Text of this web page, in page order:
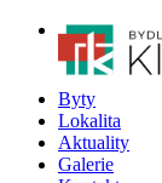
Byty
Lokalita
Aktuality
Galerie